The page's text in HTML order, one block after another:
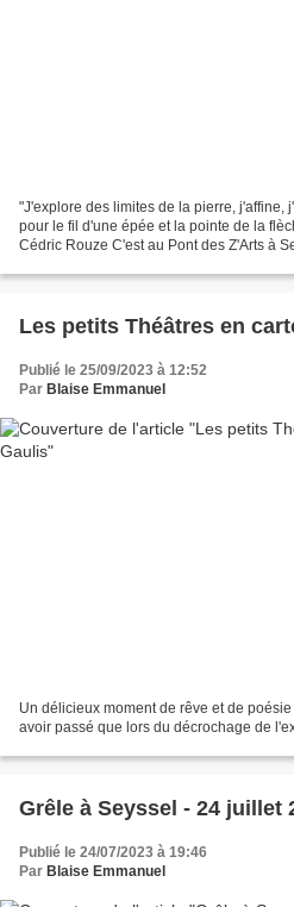
"J'explore des limites de la pierre, j'affine,
pour le fil d'une épée et la pointe de la
Cédric Rouze C'est au Pont des Z'Arts à
Les petits Théâtres en
Publié le 25/09/2023 à 12:52
Par Blaise Emmanuel
Un délicieux moment de rêve et de
avoir passé que lors du décrochage de
Grêle à Seyssel - 24 juillet
Publié le 24/07/2023 à 19:46
Par Blaise Emmanuel